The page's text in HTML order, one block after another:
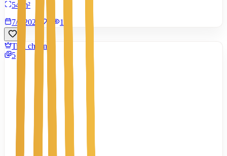
54 m²
7/8/2026
101
Tiêu chuẩn
5